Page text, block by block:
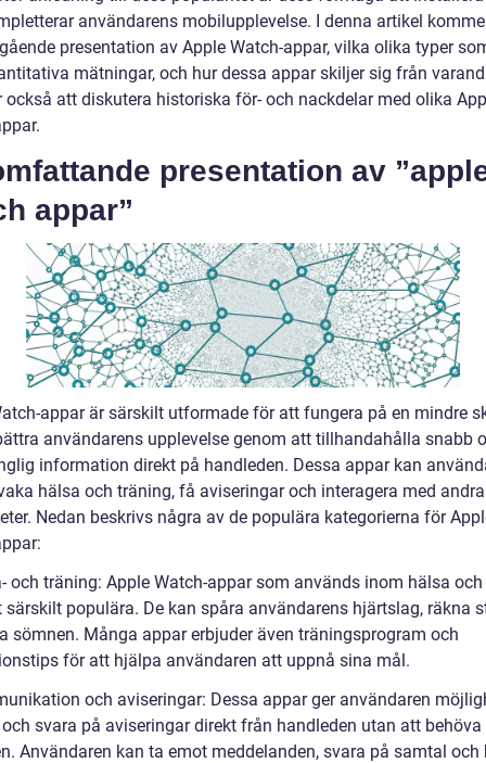
användarens mobilupplevelse. I denna artikel
presentation av Apple Watch-appar, vilka olika typer
mätningar, och hur dessa appar skiljer sig från
också att diskutera historiska för- och nackdelar med olika
presentation av
appar”
appar är särskilt utformade för att fungera på en mindre
användarens upplevelse genom att tillhandahålla snabb
information direkt på handleden. Dessa appar kan
hälsa och träning, få aviseringar och interagera med
Nedan beskrivs några av de populära kategorierna för
och träning: Apple Watch-appar som används inom hälsa
särskilt populära. De kan spåra användarens hjärtslag, räkna
sömnen. Många appar erbjuder även träningsprogram och
för att hjälpa användaren att uppnå sina mål.
och aviseringar: Dessa appar ger användaren
svara på aviseringar direkt från handleden utan att
Användaren kan ta emot meddelanden, svara på samtal och